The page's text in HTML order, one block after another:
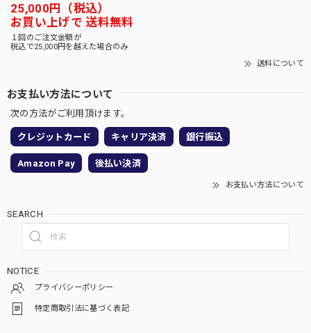
25,000円（税込）
お買い上げで 送料無料
１回のご注文金額が
税込で25,000円を越えた場合のみ
送料について
お支払い方法について
次の方法がご利用頂けます。
クレジットカード キャリア決済 銀行振込
Amazon Pay 後払い決済
お支払い方法について
SEARCH
NOTICE
プライバシーポリシー
特定商取引法に基づく表記